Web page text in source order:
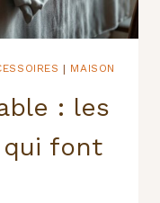
MAISON
: les
qui font